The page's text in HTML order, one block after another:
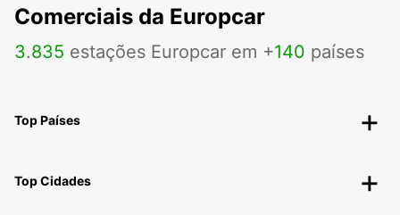
Comerciais da Europcar
3.835 estações Europcar em +140 países
Top Países
Top Cidades